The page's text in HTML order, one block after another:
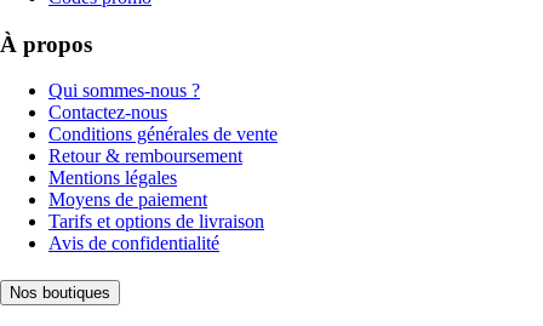
À propos
Qui sommes-nous ?
Contactez-nous
Conditions générales de vente
Retour & remboursement
Mentions légales
Moyens de paiement
Tarifs et options de livraison
Avis de confidentialité
Nos boutiques